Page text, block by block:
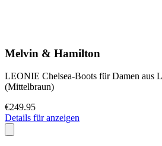
Melvin & Hamilton
LEONIE Chelsea-Boots für Damen aus
(Mittelbraun)
€249.95
Details für anzeigen